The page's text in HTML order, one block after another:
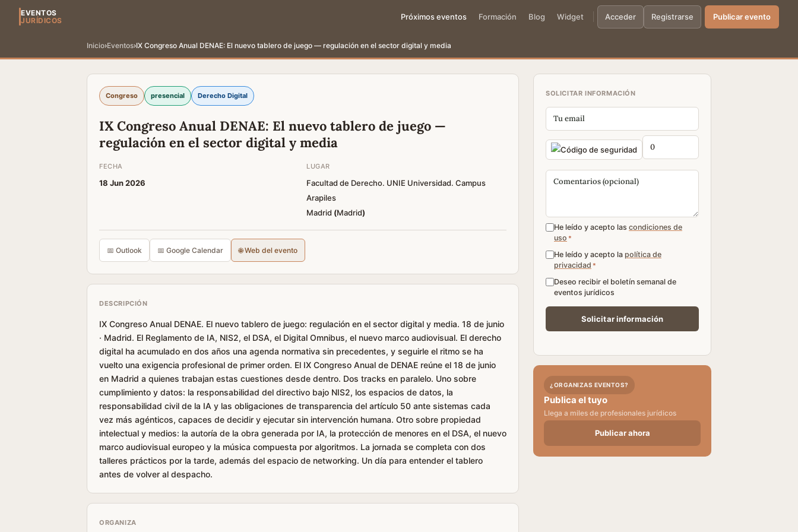
EVENTOS
JURÍDICOS
Próximos eventos Formación Blog Widget Acceder Registrarse Publicar evento
Inicio›Eventos›IX Congreso Anual DENAE: El nuevo tablero de juego — regulación en el sector digital y media
Congreso presencial Derecho Digital
IX Congreso Anual DENAE: El nuevo tablero de juego —
regulación en el sector digital y media
FECHA
18 Jun 2026
LUGAR
Facultad de Derecho. UNIE Universidad. Campus
Arapiles
Madrid (Madrid)
📅 Outlook 📅 Google Calendar 🌐 Web del evento
DESCRIPCIÓN
IX Congreso Anual DENAE. El nuevo tablero de juego: regulación en el sector digital y media. 18 de junio
· Madrid. El Reglamento de IA, NIS2, el DSA, el Digital Omnibus, el nuevo marco audiovisual. El derecho
digital ha acumulado en dos años una agenda normativa sin precedentes, y seguirle el ritmo se ha
vuelto una exigencia profesional de primer orden. El IX Congreso Anual de DENAE reúne el 18 de junio
en Madrid a quienes trabajan estas cuestiones desde dentro. Dos tracks en paralelo. Uno sobre
cumplimiento y datos: la responsabilidad del directivo bajo NIS2, los espacios de datos, la
responsabilidad civil de la IA y las obligaciones de transparencia del artículo 50 ante sistemas cada
vez más agénticos, capaces de decidir y ejecutar sin intervención humana. Otro sobre propiedad
intelectual y medios: la autoría de la obra generada por IA, la protección de menores en el DSA, el nuevo
marco audiovisual europeo y la música compuesta por algoritmos. La jornada se completa con dos
talleres prácticos por la tarde, además del espacio de networking. Un día para entender el tablero
antes de volver al despacho.
ORGANIZA
SOLICITAR INFORMACIÓN
He leído y acepto las condiciones de
uso *
He leído y acepto la política de
privacidad *
Deseo recibir el boletín semanal de
eventos jurídicos
¿ORGANIZAS EVENTOS?
Publica el tuyo
Llega a miles de profesionales jurídicos
Publicar ahora